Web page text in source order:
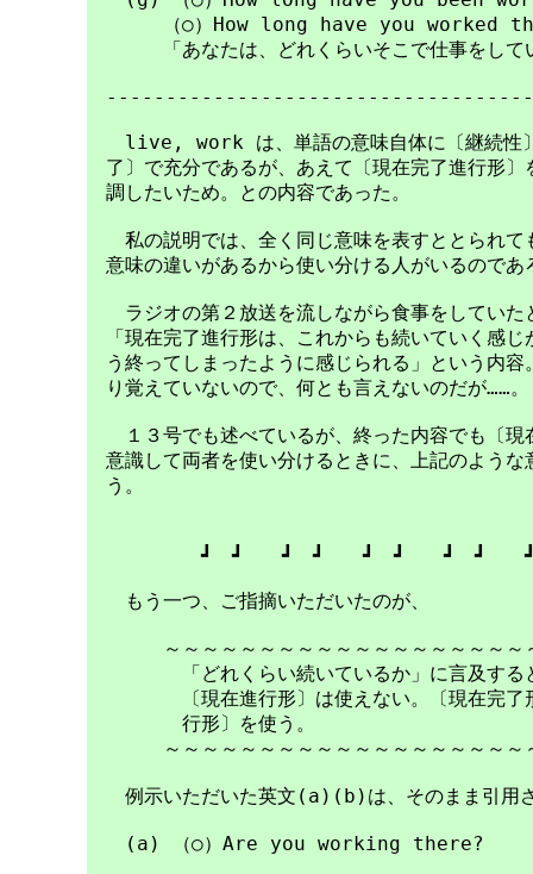
（○）How long have you worked
「あなたは、どれくらいそこで仕事をして
live, work は、単語の意味自体に〔継続性〕
了〕で充分であるが、あえて〔現在完了進行形〕
調したいため。との内容であった。
私の説明では、全く同じ意味を表すととられて
意味の違いがあるから使い分ける人がいるのであ
ラジオの第２放送を流しながら食事をしていた
「現在完了進行形は、これからも続いていく感じ
う終ってしまったように感じられる」という内容
り覚えていないので、何とも言えないのだが……。
１３号でも述べているが、終った内容でも〔現
意識して両者を使い分けるときに、上記のような
う。
┛　┛　　┛　┛　　┛　┛　　┛　┛　　┛
もう一つ、ご指摘いただいたのが、
～～～～～～～～～～～～～～～～～～～
「どれくらい続いているか」に言及すると
〔現在進行形〕は使えない。〔現在完了形
行形〕を使う。
～～～～～～～～～～～～～～～～～～～
例示いただいた英文(a)(b)は、そのまま引用
(a) （○）Are you working there?